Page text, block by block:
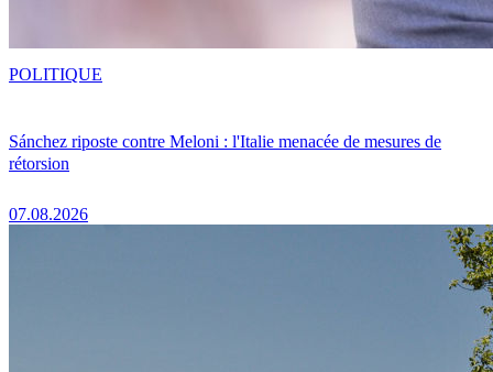
Sánchez riposte contre Meloni : l'Italie menacée de mesures de
rétorsion
07.08.2026
POLITIQUE